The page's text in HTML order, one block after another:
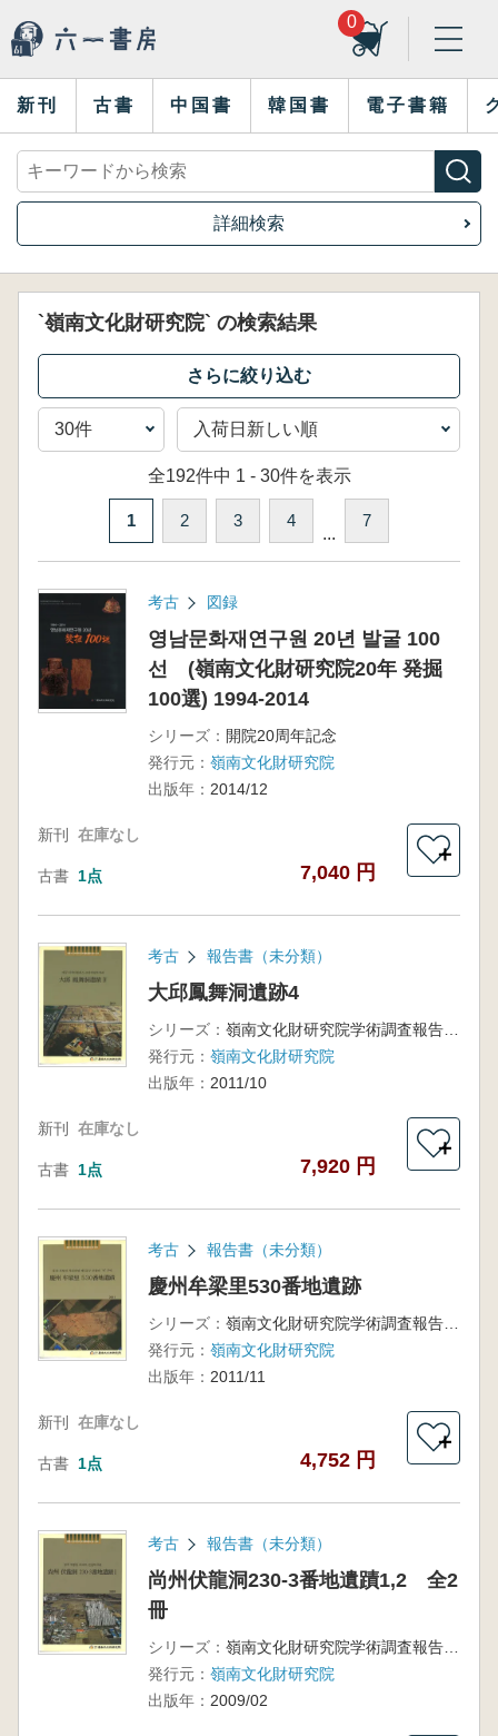
0
新刊 古書 中国書 韓国書 電子書籍
詳細検索
`嶺南文化財研究院` の検索結果
全192件中 1 - 30件を表示
1 2 3 4
...
7
考古 図録
영남문화재연구원 20년 발굴 100
선 (嶺南文化財研究院20年 発掘
100選) 1994-2014
シリーズ： 開院20周年記念
発行元： 嶺南文化財研究院
出版年： 2014/12
新刊 在庫なし
古書 1点 7,040 円
＋
考古 報告書（未分類）
大邱鳳舞洞遺跡4
シリーズ：
嶺南文化財研究院学術調査報告第187冊
発行元： 嶺南文化財研究院
出版年： 2011/10
新刊 在庫なし
古書 1点 7,920 円
＋
考古 報告書（未分類）
慶州牟梁里530番地遺跡
シリーズ：
嶺南文化財研究院学術調査報告第188冊
発行元： 嶺南文化財研究院
出版年： 2011/11
新刊 在庫なし
古書 1点 4,752 円
＋
考古 報告書（未分類）
尚州伏龍洞230-3番地遺蹟1,2 全2
冊
シリーズ：
嶺南文化財研究院学術調査報告第156冊
発行元： 嶺南文化財研究院
出版年： 2009/02